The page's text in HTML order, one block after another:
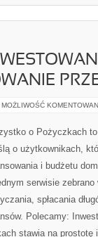
MOŻLIWOŚĆ
o Pożyczkach
o użytkownikach,
i budżetu
serwisie
spłacania
Polecamy:
stawia na prostotę